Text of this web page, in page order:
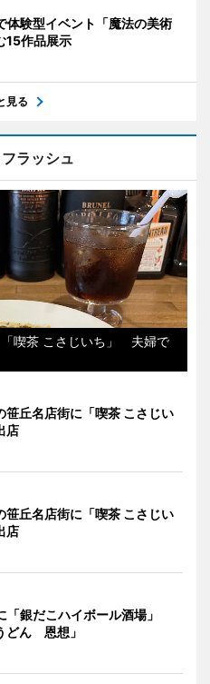
体験型イベント「魔法の美術
作品展示
見る
ラッシュ
喫茶 こさじいち」 夫婦で
笹丘名店街に「喫茶 こさじい
店
笹丘名店街に「喫茶 こさじい
店
「銀だこハイボール酒場」
どん 恩想」